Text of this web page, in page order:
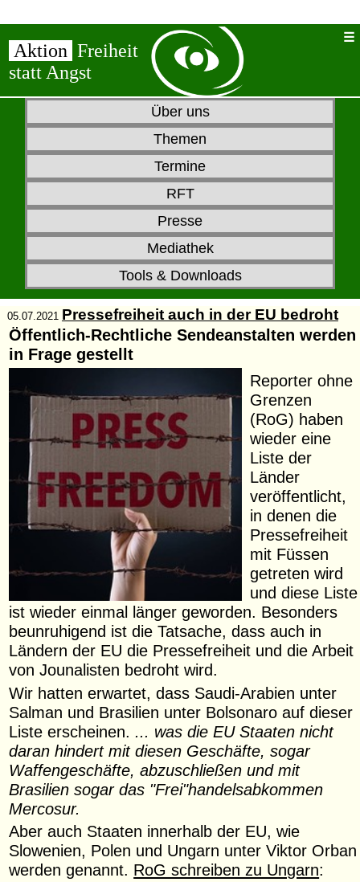
Aktion Freiheit
statt Angst
Über uns
Themen
Termine
RFT
Presse
Mediathek
Tools & Downloads
05.07.2021 Pressefreiheit auch in der EU bedroht
Öffentlich-Rechtliche Sendeanstalten werden
in Frage gestellt
Reporter ohne
Grenzen
(RoG) haben
wieder eine
Liste der
Länder
veröffentlicht,
in denen die
Pressefreiheit
mit Füssen
getreten wird
und diese Liste
ist wieder einmal länger geworden. Besonders
beunruhigend ist die Tatsache, dass auch in
Ländern der EU die Pressefreiheit und die Arbeit
von Jounalisten bedroht wird.
Wir hatten erwartet, dass Saudi-Arabien unter
Salman und Brasilien unter Bolsonaro auf dieser
Liste erscheinen.
... was die EU Staaten nicht
daran hindert mit diesen Geschäfte, sogar
Waffengeschäfte, abzuschließen und mit
Brasilien sogar das "Frei"handelsabkommen
Mercosur.
Aber auch Staaten innerhalb der EU, wie
Slowenien, Polen und Ungarn unter Viktor Orban
werden genannt. RoG schreiben zu Ungarn: